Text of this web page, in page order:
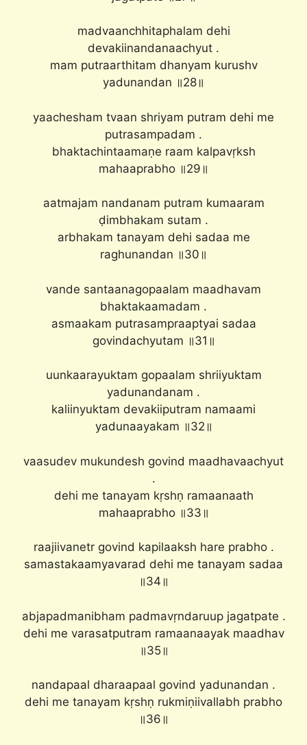
madvaanchhitaphalam dehi
devakiinandanaachyut .
mam putraarthitam dhanyam kurushv
yadunandan ॥28॥
yaachesham tvaan shriyam putram dehi me
putrasampadam .
bhaktachintaamaṇe raam kalpavṛksh
mahaaprabho ॥29॥
aatmajam nandanam putram kumaaram
ḍimbhakam sutam .
arbhakam tanayam dehi sadaa me
raghunandan ॥30॥
vande santaanagopaalam maadhavam
bhaktakaamadam .
asmaakam putrasampraaptyai sadaa
govindachyutam ॥31॥
uunkaarayuktam gopaalam shriiyuktam
yadunandanam .
kaliinyuktam devakiiputram namaami
yadunaayakam ॥32॥
vaasudev mukundesh govind maadhavaachyut
.
dehi me tanayam kṛshṇ ramaanaath
mahaaprabho ॥33॥
raajiivanetr govind kapilaaksh hare prabho .
samastakaamyavarad dehi me tanayam sadaa
॥34॥
abjapadmanibham padmavṛndaruup jagatpate .
dehi me varasatputram ramaanaayak maadhav
॥35॥
nandapaal dharaapaal govind yadunandan .
dehi me tanayam kṛshṇ rukmiṇiivallabh prabho
॥36॥